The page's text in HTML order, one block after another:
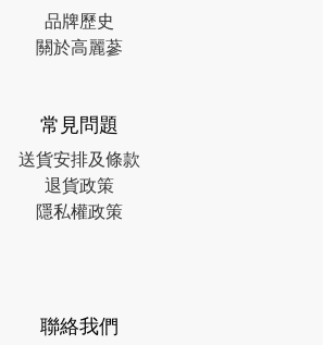
品牌歷史
關於高麗蔘
常見問題
送貨安排及條款
退貨政策
隱私權政策
聯絡我們